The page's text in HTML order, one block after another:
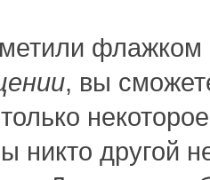
флажком
, вы
никто другой